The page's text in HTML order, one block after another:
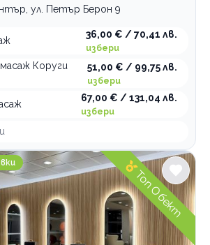
ул. Петър Берон 9
36,00 € / 70,41 лв.
избери
Коруги
51,00 € / 99,75 лв.
избери
67,00 € / 131,04 лв.
избери
pilates & wellness
Топ Обект